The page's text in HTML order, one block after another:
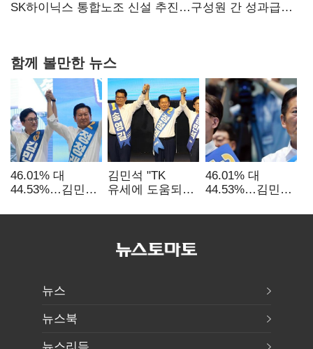
과징금 4억6200만원 부과
SK하이닉스 통합노조 신설 추진…구성원 간 성과급
함께 볼만한 뉴스
46.01% 대
44.53%…김민석·
'초박빙'(종합
김민석 "TK
유세에 도움되는
"벌써 대표된 양
46.01% 대
44.53%…김민석·
'초박빙'(종합)
뉴스
뉴스북